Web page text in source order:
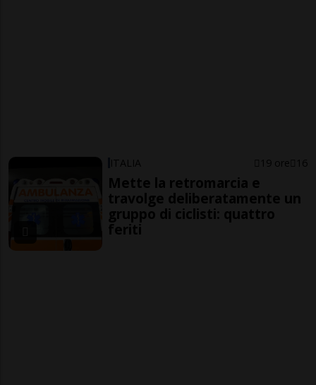
ITALIA 19 ore 16
Mette la retromarcia e
travolge deliberatamente un
gruppo di ciclisti: quattro
feriti